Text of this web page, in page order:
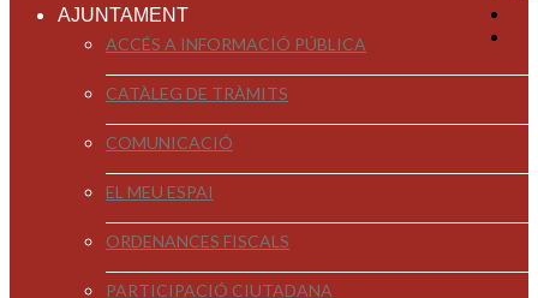
AJUNTAMENT
ACCÉS A INFORMACIÓ PÚBLICA
CATÀLEG DE TRÀMITS
COMUNICACIÓ
EL MEU ESPAI
ORDENANCES FISCALS
PARTICIPACIÓ CIUTADANA